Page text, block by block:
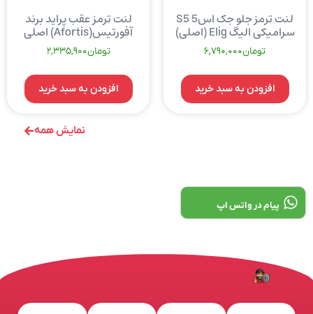
نمایش همه
لنت ترمز جلو جک اس5 S5
سرامیکی الیگ Elig (اصلی)
تومان6,790,000
افزودن به سبد خرید
لنت ترمز عقب پراید برند
آفورتیس(Afortis) اصلی
تومان2,335,900
افزودن به سبد خرید
پیام در واتس اپ